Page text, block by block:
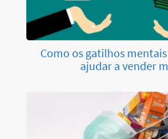
Como os gatilhos
ajudar a vender